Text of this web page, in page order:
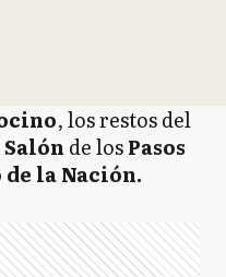
, los restos del
Salón de losPasos
la Nación.